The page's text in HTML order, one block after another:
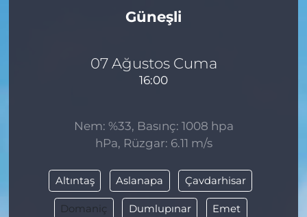
Güneşli
07 Ağustos Cuma
16:00
Nem: %33, Basınç: 1008 hpa
hPa, Rüzgar: 6.11 m/s
Altıntaş Aslanapa Çavdarhisar
Domaniç Dumlupınar Emet